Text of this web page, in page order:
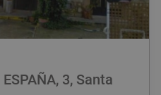
3, Santa